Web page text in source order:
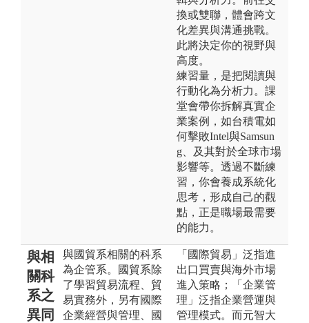
換或雙聯，體會跨文
化差異與溝通挑戰。
此將決定你的視野與
高度。
練習量，是把閱讀與
行動化為分析力。課
堂會帶你拆解真實企
業案例，如台積電如
何擊敗Intel與Samsun
g、及其對於全球市場
影響等。透過不斷練
習，你會養成系統化
思考，形成自己的觀
點，正是職場最需要
的能力。
與相
關科
系之
異同
與國貿系相關的科系
為企管系。國貿系除
了學習貿易流程、貿
易實務外，另有國際
企業經營與管理、國
「國際貿易」泛指進
出口買賣與海外市場
進入策略；「企業管
理」泛指企業營運與
管理模式。而元智大